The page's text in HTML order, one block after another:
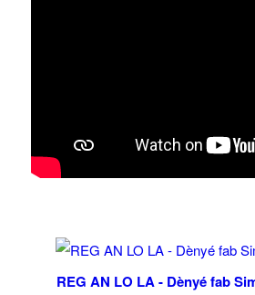
REG AN LO LA - Dènyé fab